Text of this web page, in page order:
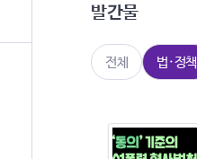
오시는길
정관·규정·약속
비전선언문
발간물
전체 법·정책